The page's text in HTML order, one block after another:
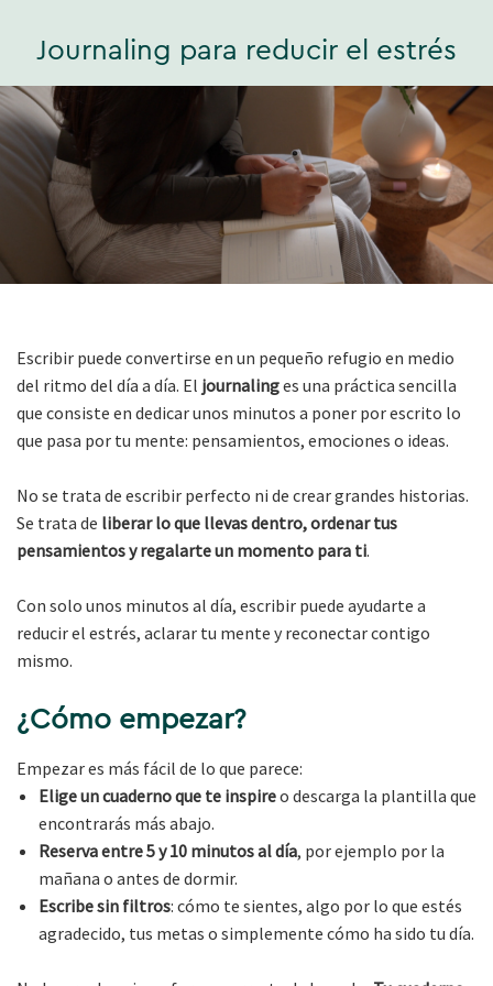
Journaling para reducir el estrés
Escribir puede convertirse en un pequeño refugio en medio
del ritmo del día a día. El journalinges una práctica sencilla
que consiste en dedicar unos minutos a poner por escrito lo
que pasa por tu mente: pensamientos, emociones o ideas.
No se trata de escribir perfecto ni de crear grandes historias.
Se trata de liberar lo que llevas dentro, ordenar tus
pensamientos y regalarte un momento para ti.
Con solo unos minutos al día, escribir puede ayudarte a
reducir el estrés, aclarar tu mente y reconectar contigo
mismo.
¿Cómo empezar?
Empezar es más fácil de lo que parece:
Elige un cuaderno que te inspireo descarga la plantilla que
encontrarás más abajo.
Reserva entre 5 y 10 minutos al día, por ejemplo por la
mañana o antes de dormir.
Escribe sin filtros: cómo te sientes, algo por lo que estés
agradecido, tus metas o simplemente cómo ha sido tu día.